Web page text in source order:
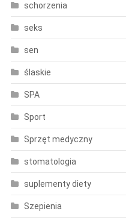
schorzenia
seks
sen
ślaskie
SPA
Sport
Sprzęt medyczny
stomatologia
suplementy diety
Szepienia